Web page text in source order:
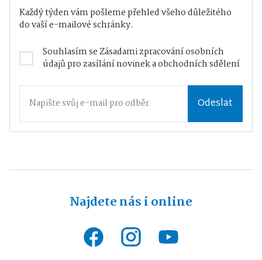
Každý týden vám pošleme přehled všeho důležitého
do vaší e-mailové schránky.
Souhlasím seZásadami zpracování osobních
údajůpro zasílání novinek a obchodních sdělení
Odeslat
Najdete nás i online